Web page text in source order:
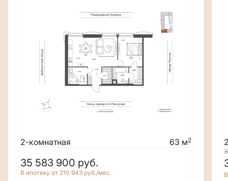
2-комнатная 63 м2
35 583 900 руб.
В ипотеку от 210 943 руб./мес.